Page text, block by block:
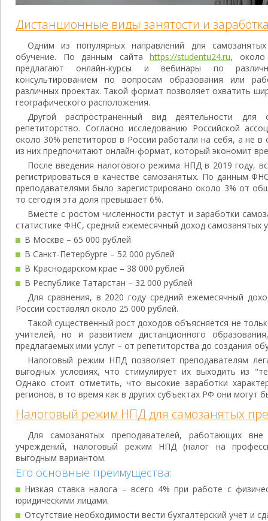
Дистанционные виды занятости и
Одним из популярных направлений для
обучение. По данным сайтаhttps://studentu24.ru, около
предлагают онлайн-курсы и вебинары по
консультированием по вопросам образования или
различных проектах. Такой формат позволяет охватить
географического расположения.
Другой распространенный вид деятельности для
репетиторство. Согласно исследованию Российской
около 30% репетиторов в России работали на себя, а не
из них предпочитают онлайн-формат, который экономит
После введения налогового режима НПД в 2019 году,
регистрироваться в качестве самозанятых. По данным
преподавателями было зарегистрировано около 3% от
то сегодня эта доля превышает 6%.
Вместе с ростом численности растут и заработки
статистике ФНС, средний ежемесячный доход самозанятых
В Москве – 65 000 рублей
В Санкт-Петербурге – 52 000 рублей
В Краснодарском крае – 38 000 рублей
В Республике Татарстан – 32 000 рублей
Для сравнения, в 2020 году средний ежемесячный
России составлял около 25 000 рублей.
Такой существенный рост доходов объясняется не
учителей, но и развитием дистанционного
предлагаемых ими услуг – от репетиторства до создания
Налоговый режим НПД позволяет преподавателям
выгодных условиях, что стимулирует их выходить из
Однако стоит отметить, что высокие заработки
регионов, в то время как в других субъектах РФ они могут
Налоговый режим НПД для самозанятых
Для самозанятых преподавателей, работающих вне
учреждений, налоговый режим НПД (налог на
выгодным вариантом.
Его основные преимущества:
Низкая ставка налога – всего 4% при работе с
юридическими лицами.
Отсутствие необходимости вести бухгалтерский учет и